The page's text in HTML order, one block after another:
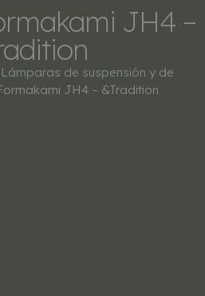
JH4 –
Lámparas de suspensión y de
JH4 – &Tradition